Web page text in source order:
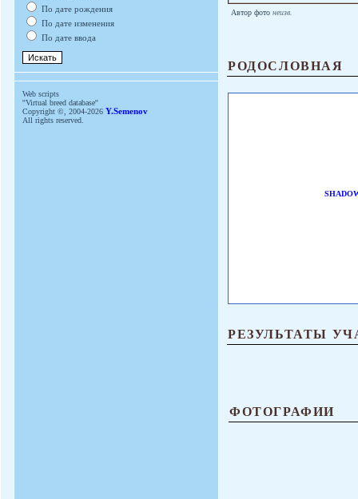
По дате рождения
По дате изменения
По дате ввода
Web scripts
''Virtual breed database''
Copyright ©, 2004-2026 Y.Semenov
All rights reserved.
Автор фото неизв.
РОДОСЛОВНАЯ
РЕЗУЛЬТАТЫ
ФОТОГРАФИИ